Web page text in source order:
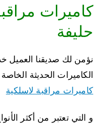
كاميرات
حليفة
نؤمن لك صديقنا العميل
الكاميرات الحديثة
كاميرات مراقبة لاسلكية
و التي تعتبر من أكثر